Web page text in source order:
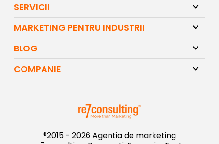
SERVICII
MARKETING PENTRU INDUSTRII
BLOG
COMPANIE
®2015 - 2026 Agentia de marketing